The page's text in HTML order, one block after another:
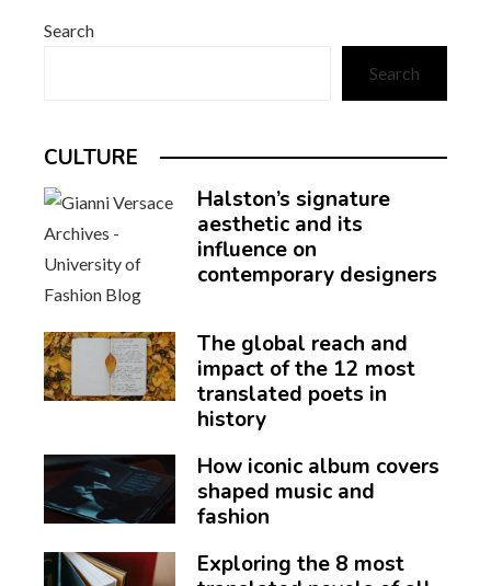
Search
Search
CULTURE
Halston’s signature
aesthetic and its
influence on
contemporary designers
The global reach and
impact of the 12 most
translated poets in
history
How iconic album covers
shaped music and
fashion
Exploring the 8 most